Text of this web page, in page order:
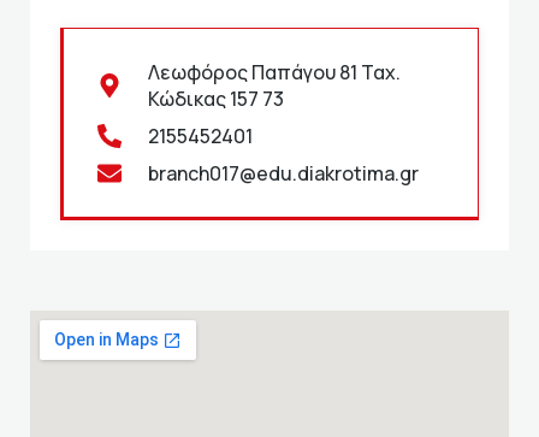
Λεωφόρος Παπάγου 81 Ταχ.
Κώδικας 157 73
2155452401
branch017@edu.diakrotima.gr